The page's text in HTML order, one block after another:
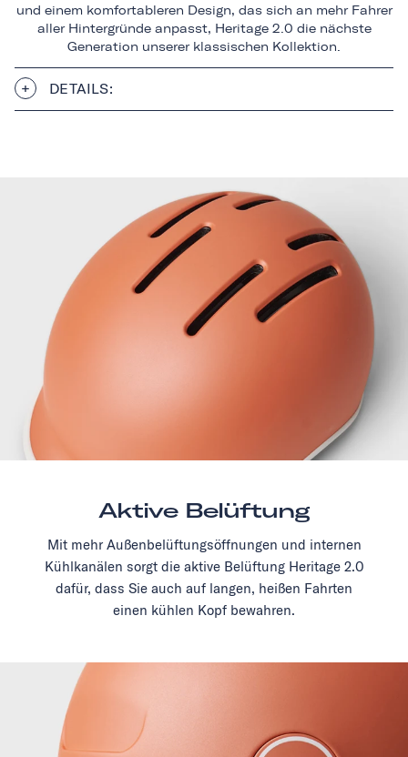
und einem komfortableren Design, das sich an mehr Fahrer
aller Hintergründe anpasst, Heritage 2.0 die nächste
Generation unserer klassischen Kollektion.
DETAILS:
Aktive Belüftung
Mit mehr Außenbelüftungsöffnungen und internen
Kühlkanälen sorgt die aktive Belüftung Heritage 2.0
dafür, dass Sie auch auf langen, heißen Fahrten
einen kühlen Kopf bewahren.